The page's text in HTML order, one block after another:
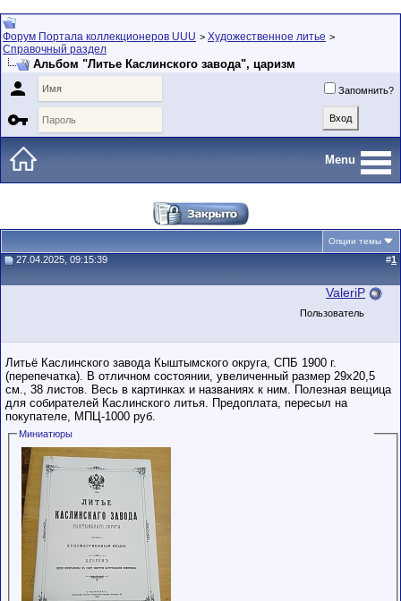
Форум Портала коллекционеров UUU > Художественное литье >
Справочный раздел
Альбом "Литье Каслинского завода", царизм
 Запомнить?

Menu
Опции темы
27.04.2025, 09:15:39 #1
ValeriP
Пользователь
Литьё Каслинского завода Кыштымского округа, СПБ 1900 г.
(перепечатка). В отличном состоянии, увеличенный размер 29х20,5
см., 38 листов. Весь в картинках и названиях к ним. Полезная вещица
для собирателей Каслинского литья. Предоплата, пересыл на
покупателе, МПЦ-1000 руб.
Миниатюры